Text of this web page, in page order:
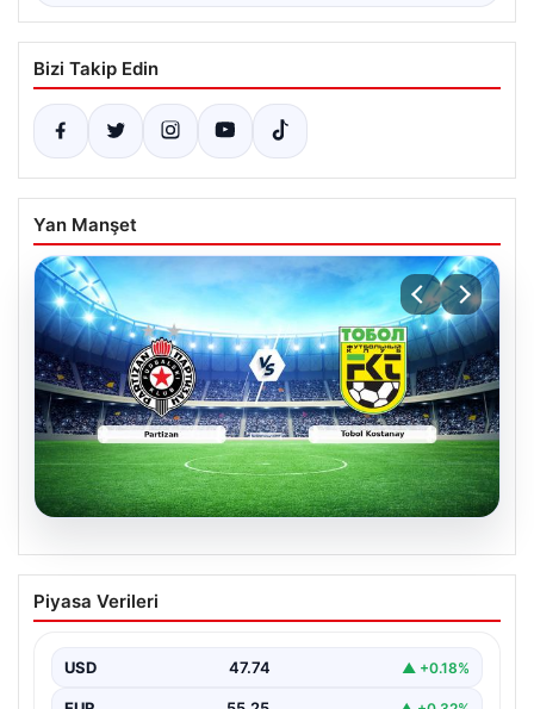
Bizi Takip Edin
Yan Manşet
06.08.2026
CANLI | Partizan – Tobol Kostanay Canlı
Maç Anlatımı
Piyasa Verileri
USD 47.74 ▲ +0.18%